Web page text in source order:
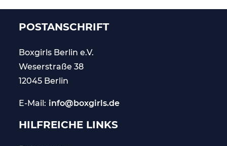
POSTANSCHRIFT
Boxgirls Berline.V.
Weserstraße 38
12045 Berlin
E-Mail: info@boxgirls.de
HILFREICHE LINKS